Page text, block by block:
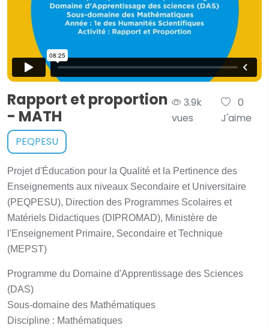
Rapport et proportion
- MATH
3.9k
vues
0
J'aime
PEQPESU
Projet d'Éducation pour la Qualité et la Pertinence des
Enseignements aux niveaux Secondaire et Universitaire
(PEQPESU), Direction des Programmes Scolaires et
Matériels Didactiques (DIPROMAD), Ministère de
l'Enseignement Primaire, Secondaire et Technique
(MEPST)
Programme du Domaine d'Apprentissage des Sciences
(DAS)
Sous-domaine des Mathématiques
Discipline : Mathématiques